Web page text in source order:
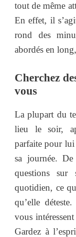
tout de même
En effet, il
rond des
abordés en
Cherchez
vous
La plupart du
lieu le soir,
parfaite pour lui
sa journée.
questions
quotidien, ce
qu’elle
vous intéressent
Gardez à